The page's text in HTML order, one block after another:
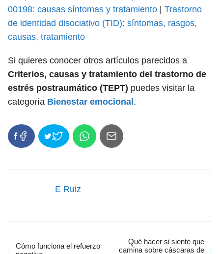
00198: causas síntomas y tratamiento
Trastorno
de identidad disociativo (TID): síntomas, rasgos,
causas, tratamiento
Si quieres conocer otros artículos parecidos a
Criterios, causas y tratamiento del trastorno de
estrés postraumático (TEPT) puedes visitar la
categoría Bienestar emocional .
E Ruiz
Cómo funciona el refuerzo
Qué hacer si siente que
camina sobre cáscaras de